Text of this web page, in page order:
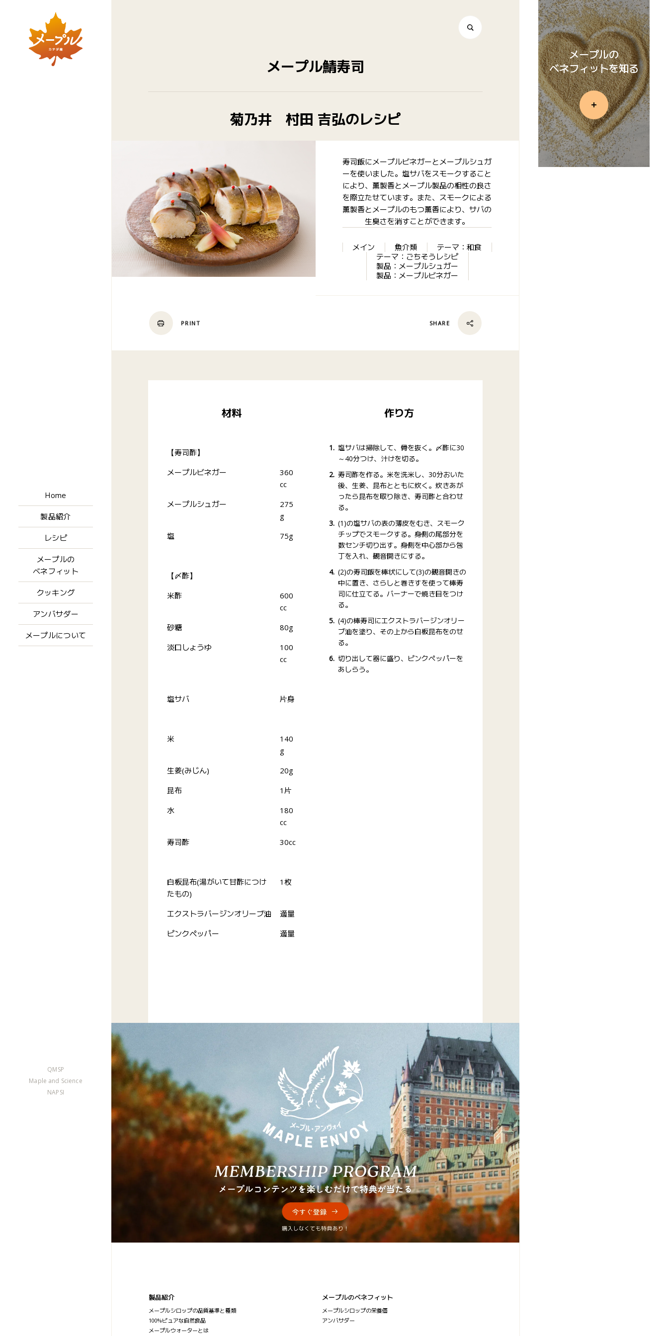
Home
製品紹介
レシピ
メープルの
ベネフィット
クッキング
アンバサダー
メープルについて
QMSP
Maple and Science
NAPSI
メープル鯖寿司
菊乃井 村田 吉弘のレシピ
寿司飯にメープルビネガーとメープルシュガ
ーを使いました。塩サバをスモークすること
により、薫製香とメープル製品の相性の良さ
を際立たせています。また、スモークによる
薫製香とメープルのもつ薫香により、サバの
生臭さを消すことができます。
メイン 魚介類
テーマ：和食
テーマ：ごちそうレシピ
製品：メープルシュガー
製品：メープルビネガー
PRINT SHARE
材料
【寿司酢】
メープルビネガー
360
cc
メープルシュガー
275
g
塩
75g
【〆酢】
米酢
600
cc
砂糖
80g
淡口しょうゆ
100
cc
塩サバ 片身
米
140
g
生姜(みじん)
20g
昆布
1片
水
180
cc
寿司酢
30cc
白板昆布(湯がいて甘酢につけ
たもの)
1枚
エクストラバージンオリーブ油
適量
ピンクペッパー
適量
作り方
塩サバは掃除して、骨を抜く。〆酢に30
～40分つけ、汁けを切る。
寿司酢を作る。米を洗米し、30分おいた
後、生姜、昆布とともに炊く。炊きあが
ったら昆布を取り除き、寿司酢と合わせ
る。
(1)の塩サバの表の薄皮をむき、スモーク
チップでスモークする。身側の尾部分を
数センチ切り出す。身側を中心部から包
丁を入れ、観音開きにする。
(2)の寿司飯を棒状にして(3)の観音開きの
中に置き、さらしと巻きすを使って棒寿
司に仕立てる。バーナーで焼き目をつけ
る。
(4)の棒寿司にエクストラバージンオリー
ブ油を塗り、その上から白板昆布をのせ
る。
切り出して器に盛り、ピンクペッパーを
あしらう。
メープルの
ベネフィットを知る
製品紹介
メープルシロップの品質基準と種類
100%ピュアな自然食品
メープルウォーターとは
メープルのベネフィット
メープルシロップの栄養価
アンバサダー